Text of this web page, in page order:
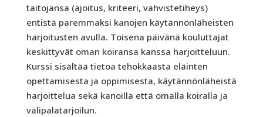
taitojansa (ajoitus, kriteeri, vahvistetiheys)
entistä paremmaksi kanojen käytännönläheisten
harjoitusten avulla. Toisena päivänä kouluttajat
keskittyvät oman koiransa kanssa harjoitteluun.
Kurssi sisältää tietoa tehokkaasta eläinten
opettamisesta ja oppimisesta, käytännönläheistä
harjoittelua sekä kanoilla että omalla koiralla ja
välipalatarjoilun.